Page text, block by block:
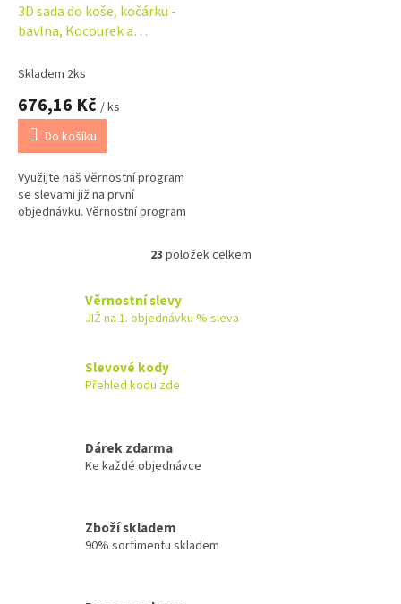
3D sada do koše, kočárku -
bavlna, Kocourek a
Skladem 2ks
676,16 Kč / ks
Do košíku
Využijte náš věrnostní program
se slevami již na první
objednávku. Věrnostní program
O
á
y
s
23 položek celkem
Věrnostní slevy
JIŽ na 1. objednávku % sleva
Slevové kody
Přehled kodu zde
Dárek zdarma
Ke každé objednávce
Zboží skladem
90% sortimentu skladem